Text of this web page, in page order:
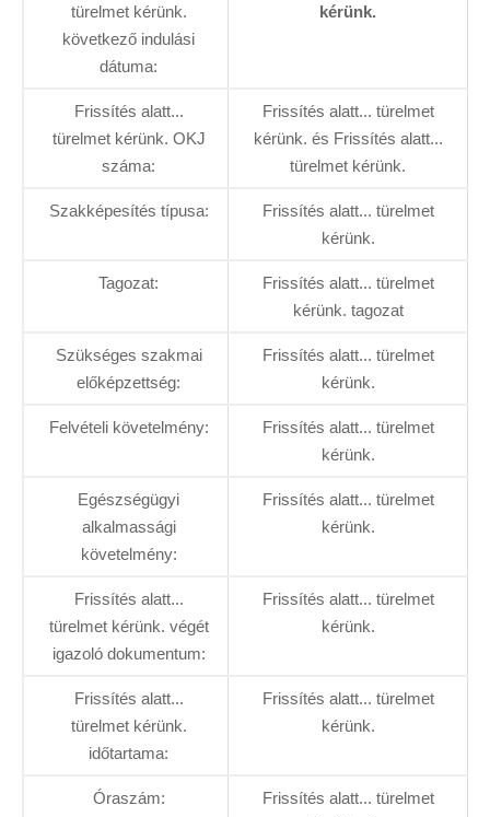
türelmet kérünk.
következő indulási
dátuma:
kérünk.
Frissítés alatt...
türelmet kérünk. OKJ
száma:
Frissítés alatt... türelmet
kérünk. és Frissítés alatt...
türelmet kérünk.
Szakképesítés típusa:
Frissítés alatt... türelmet
kérünk.
Tagozat:
Frissítés alatt... türelmet
kérünk. tagozat
Szükséges szakmai
előképzettség:
Frissítés alatt... türelmet
kérünk.
Felvételi követelmény:
Frissítés alatt... türelmet
kérünk.
Egészségügyi
alkalmassági
követelmény:
Frissítés alatt... türelmet
kérünk.
Frissítés alatt...
türelmet kérünk. végét
igazoló dokumentum:
Frissítés alatt... türelmet
kérünk.
Frissítés alatt...
türelmet kérünk.
időtartama:
Frissítés alatt... türelmet
kérünk.
Óraszám:
Frissítés alatt... türelmet